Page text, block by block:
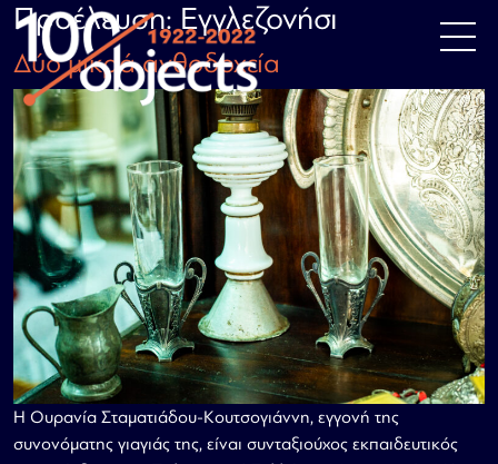
Μετάβαση στο περιεχόμενο
Κύρια πλοήγηση
Προέλευση:Εγγλεζονήσι
Δύο μικρά ανθοδοχεία
Η Ουρανία Σταματιάδου-Κουτσογιάννη, εγγονή της
συνονόματης γιαγιάς της, είναι συνταξιούχος εκπαιδευτικός